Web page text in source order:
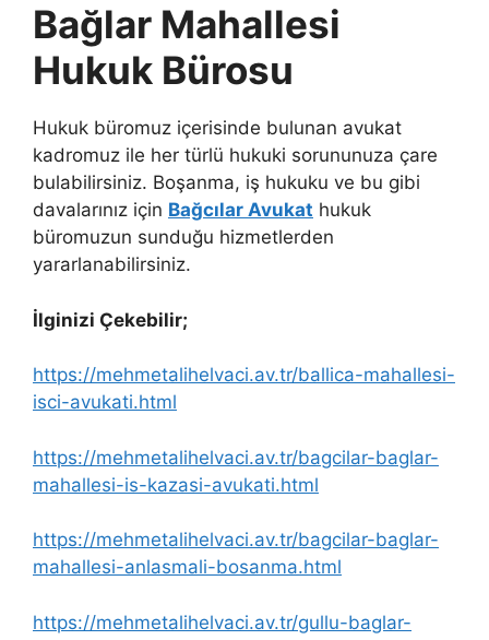
Bağlar Mahallesi
Hukuk Bürosu
Hukuk büromuz içerisinde bulunan avukat
kadromuz ile her türlü hukuki sorununuza çare
bulabilirsiniz. Boşanma, iş hukuku ve bu gibi
davalarınız için Bağcılar Avukat hukuk
büromuzun sunduğu hizmetlerden
yararlanabilirsiniz.
İlginizi Çekebilir;
https://mehmetalihelvaci.av.tr/ballica-mahallesi-
isci-avukati.html
https://mehmetalihelvaci.av.tr/bagcilar-baglar-
mahallesi-is-kazasi-avukati.html
https://mehmetalihelvaci.av.tr/bagcilar-baglar-
mahallesi-anlasmali-bosanma.html
https://mehmetalihelvaci.av.tr/gullu-baglar-